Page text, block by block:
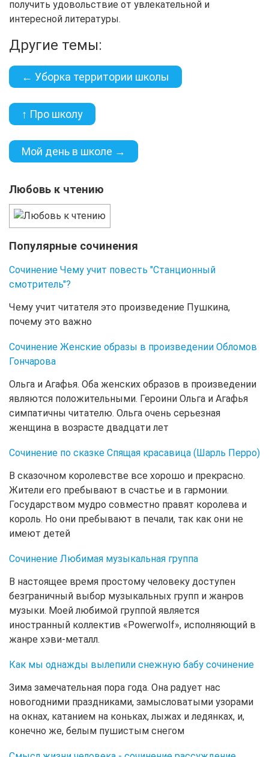
получить удовольствие от увлекательной и
интересной литературы.
Другие темы:
← Уборка территории школы
↑ Про школу
Мой день в школе →
Любовь к чтению
Популярные сочинения
Сочинение Чему учит повесть "Станционный
смотритель"?
Чему учит читателя это произведение Пушкина,
почему это важно
Сочинение Женские образы в произведении Обломов
Гончарова
Ольга и Агафья. Оба женских образов в произведении
являются положительными. Героини Ольга и Агафья
симпатичны читателю. Ольга очень серьезная
женщина в возрасте двадцати лет
Сочинение по сказке Спящая красавица (Шарль Перро)
В сказочном королевстве все хорошо и прекрасно.
Жители его пребывают в счастье и в гармонии.
Государством мудро совместно правят королева и
король. Но они пребывают в печали, так как они не
имеют детей
Сочинение Любимая музыкальная группа
В настоящее время простому человеку доступен
безграничный выбор музыкальных групп и жанров
музыки. Моей любимой группой является
иностранный коллектив «Powerwolf», исполняющий в
жанре хэви-металл.
Как мы однажды вылепили снежную бабу сочинение
Зима замечательная пора года. Она радует нас
новогодними праздниками, замысловатыми узорами
на окнах, катанием на коньках, лыжах и ледянках, и,
конечно же, белым пушистым снегом